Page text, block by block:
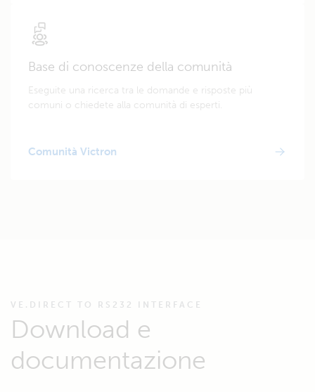
Base di conoscenze della comunità
Eseguite una ricerca tra le domande e risposte più
comuni o chiedete alla comunità di esperti.
Comunità Victron
VE.DIRECT TO RS232 INTERFACE
Download e
documentazione